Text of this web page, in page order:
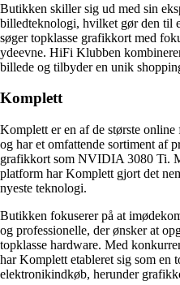
Butikken skiller sig ud med sin
billedteknologi, hvilket gør den til
søger topklasse grafikkort med
ydeevne. HiFi Klubben
billede og tilbyder en unik
Komplett
Komplett er en af de største
og har et omfattende sortiment af
grafikkort som NVIDIA 3080 Ti.
platform har Komplett gjort det
nyeste teknologi.
Butikken fokuserer på at
og professionelle, der ønsker at
topklasse hardware. Med
har Komplett etableret sig som en
elektronikindkøb, herunder